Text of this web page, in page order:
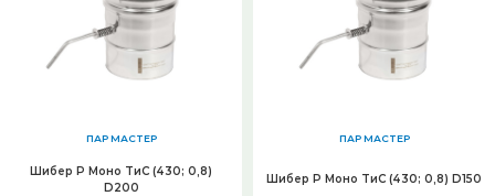
ПАР МАСТЕР
Шибер Р Моно ТиС (430; 0,8)
D200
ПАР МАСТЕР
Шибер Р Моно ТиС (430; 0,8) D150